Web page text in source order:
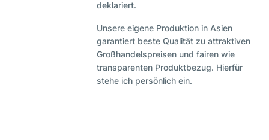
deklariert.
Unsere eigene Produktion in Asien
garantiert beste Qualität zu attraktiven
Großhandelspreisen und fairen wie
transparenten Produktbezug. Hierfür
stehe ich persönlich ein.